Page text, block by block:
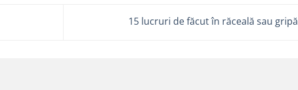
15 lucruri de făcut în răceală sau gripă